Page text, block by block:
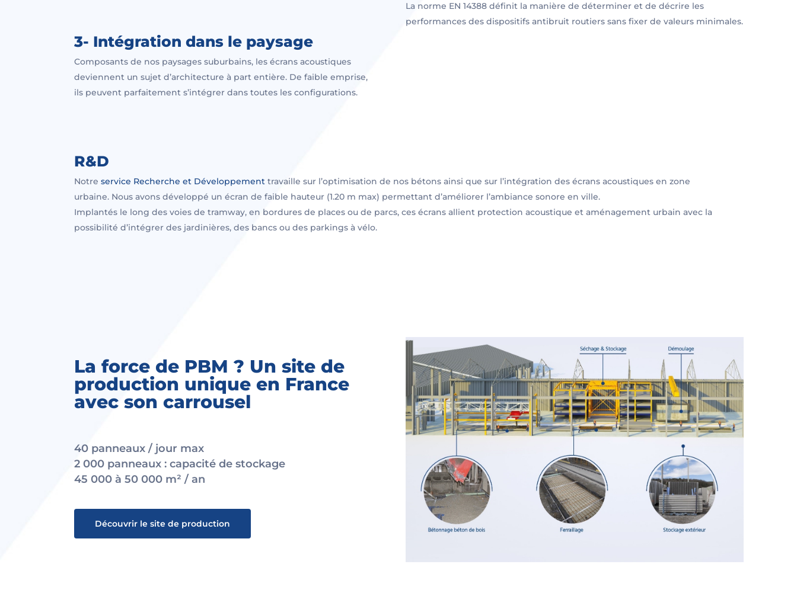
3- Intégration dans le paysage
Composants de nos paysages suburbains, les écrans acoustiques
deviennent un sujet d’architecture à part entière. De faible emprise,
ils peuvent parfaitement s’intégrer dans toutes les configurations.
La norme EN 14388 définit la manière de déterminer et de décrire les
performances des dispositifs antibruit routiers sans fixer de valeurs minimales.
R&D
Notreservice Recherche et Développement travaille sur l’optimisation de nos bétons ainsi que sur l’intégration des écrans acoustiques en zone
urbaine. Nous avons développé un écran de faible hauteur (1.20 m max) permettant d’améliorer l’ambiance sonore en ville.
Implantés le long des voies de tramway, en bordures de places ou de parcs, ces écrans allient protection acoustique et aménagement urbain avec la
possibilité d’intégrer des jardinières, des bancs ou des parkings à vélo.
La force de PBM ? Un site de
production unique en France
avec son carrousel
40 panneaux / jour max
2 000 panneaux : capacité de stockage
45 000 à 50 000 m² / an
Découvrir le site de production